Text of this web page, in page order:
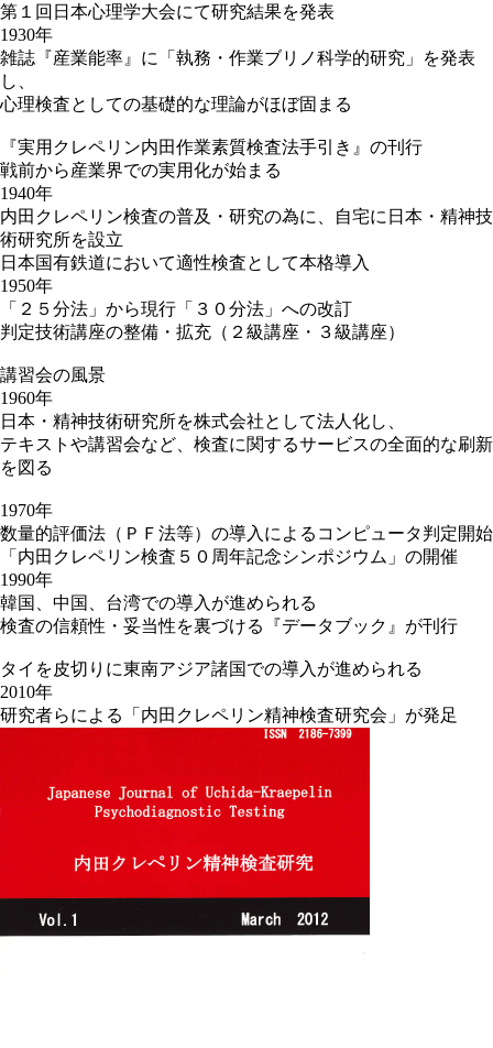
第１回日本心理学大会にて研究結果を発表
1930年
雑誌『産業能率』に「執務・作業ブリノ科学的研究」を発表
し、
心理検査としての基礎的な理論がほぼ固まる
『実用クレペリン内田作業素質検査法手引き』の刊行
戦前から産業界での実用化が始まる
1940年
内田クレペリン検査の普及・研究の為に、自宅に日本・精神技
術研究所を設立
日本国有鉄道において適性検査として本格導入
1950年
「２５分法」から現行「３０分法」への改訂
判定技術講座の整備・拡充（２級講座・３級講座）
講習会の風景
1960年
日本・精神技術研究所を株式会社として法人化し、
テキストや講習会など、検査に関するサービスの全面的な刷新
を図る
1970年
数量的評価法（ＰＦ法等）の導入によるコンピュータ判定開始
「内田クレペリン検査５０周年記念シンポジウム」の開催
1990年
韓国、中国、台湾での導入が進められる
検査の信頼性・妥当性を裏づける『データブック』が刊行
タイを皮切りに東南アジア諸国での導入が進められる
2010年
研究者らによる「内田クレペリン精神検査研究会」が発足